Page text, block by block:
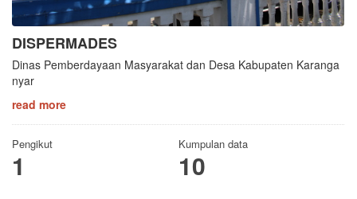
DISPERMADES
Dinas Pemberdayaan Masyarakat dan Desa Kabupaten Karanga
nyar
read more
Pengikut
1
Kumpulan data
10